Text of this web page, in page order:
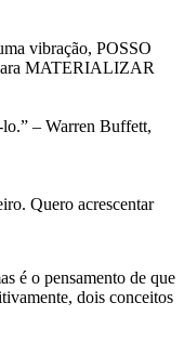
vibração, POSSO
MATERIALIZAR
lo.” – Warren Buffett,
Quero acrescentar
é o pensamento de que
dois conceitos